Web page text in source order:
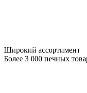
Широкий ассортимент
Более 3 000 печных